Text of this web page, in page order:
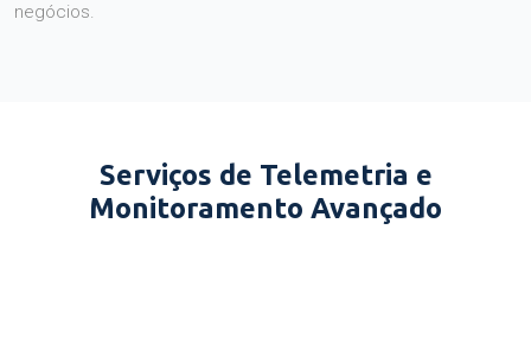
negócios.
Serviços de Telemetria e
Monitoramento Avançado